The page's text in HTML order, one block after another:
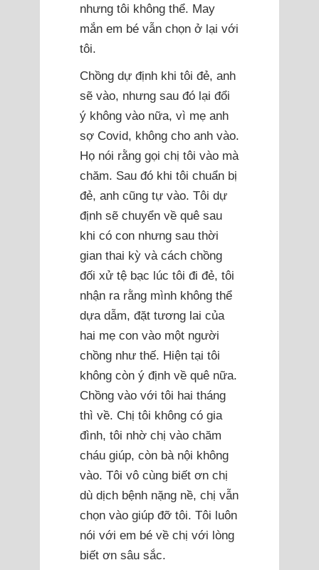
nhưng tôi không thể. May
mắn em bé vẫn chọn ở lại với
tôi.
Chồng dự định khi tôi đẻ, anh
sẽ vào, nhưng sau đó lại đổi
ý không vào nữa, vì mẹ anh
sợ Covid, không cho anh vào.
Họ nói rằng gọi chị tôi vào mà
chăm. Sau đó khi tôi chuẩn bị
đẻ, anh cũng tự vào. Tôi dự
định sẽ chuyển về quê sau
khi có con nhưng sau thời
gian thai kỳ và cách chồng
đối xử tệ bạc lúc tôi đi đẻ, tôi
nhận ra rằng mình không thể
dựa dẫm, đặt tương lai của
hai mẹ con vào một người
chồng như thế. Hiện tại tôi
không còn ý định về quê nữa.
Chồng vào với tôi hai tháng
thì về. Chị tôi không có gia
đình, tôi nhờ chị vào chăm
cháu giúp, còn bà nội không
vào. Tôi vô cùng biết ơn chị
dù dịch bệnh nặng nề, chị vẫn
chọn vào giúp đỡ tôi. Tôi luôn
nói với em bé về chị với lòng
biết ơn sâu sắc.